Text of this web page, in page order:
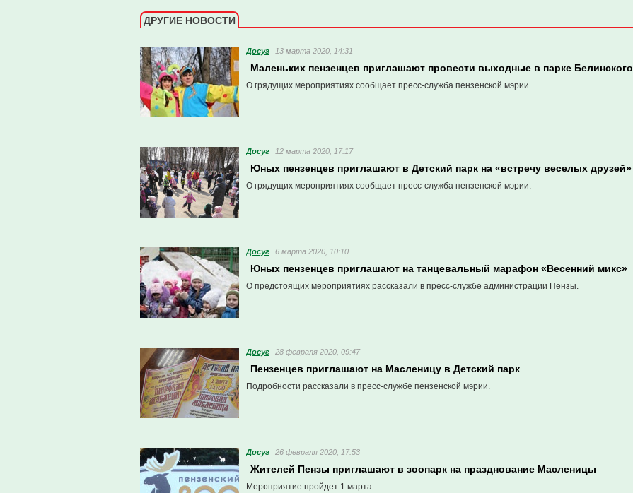
ДРУГИЕ НОВОСТИ
Досуг 13 марта 2020, 14:31
Маленьких пензенцев приглашают провести выходные в парке Белинского
О грядущих мероприятиях сообщает пресс-служба пензенской мэрии.
Досуг 12 марта 2020, 17:17
Юных пензенцев приглашают в Детский парк на «встречу веселых друзей»
О грядущих мероприятиях сообщает пресс-служба пензенской мэрии.
Досуг 6 марта 2020, 10:10
Юных пензенцев приглашают на танцевальный марафон «Весенний микс»
О предстоящих мероприятиях рассказали в пресс-службе администрации Пензы.
Досуг 28 февраля 2020, 09:47
Пензенцев приглашают на Масленицу в Детский парк
Подробности рассказали в пресс-службе пензенской мэрии.
Досуг 26 февраля 2020, 17:53
Жителей Пензы приглашают в зоопарк на празднование Масленицы
Мероприятие пройдет 1 марта.